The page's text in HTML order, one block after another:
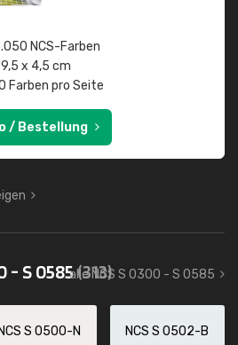
NCS-Farben
x 4,5 cm
Farben pro Seite
/ Bestellung
- S 0585(313)
alle NCS S 0300 - S 0585
NCS S 0500-N NCS S 0502-B